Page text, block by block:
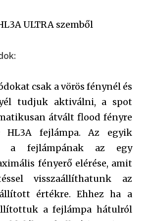
csak a vörös fénynél és
tudjuk aktiválni, a spot
átvált flood fényre
HL3A fejlámpa. Az egyik
a fejlámpának az egy
fényerő elérése, amit
visszaállíthatunk az
értékre. Ehhez ha a
a fejlámpa hátulról